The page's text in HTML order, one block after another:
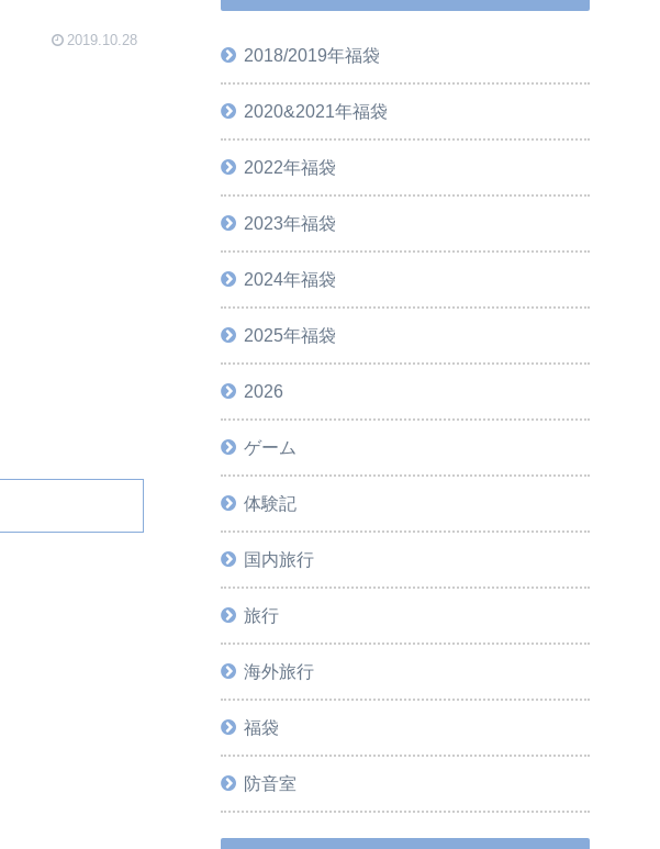
2019.10.28
2018/2019年福袋
2020&2021年福袋
2022年福袋
2023年福袋
2024年福袋
2025年福袋
2026
ゲーム
体験記
国内旅行
旅行
海外旅行
福袋
防音室